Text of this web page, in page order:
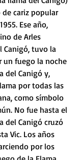
cariz popular
Ese año,
de Arles
Canigó, tuvo la
un fuego la noche
del Canigó y,
por todas las
como símbolo
No fue hasta el
del Canigó cruzó
Vic. Los años
por los